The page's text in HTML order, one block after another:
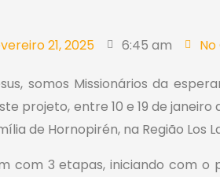
21, 2025 6:45 am
somos Missionários da
projeto, entre 10 e 19 de
de Hornopirén, na Região
com 3 etapas, iniciando com